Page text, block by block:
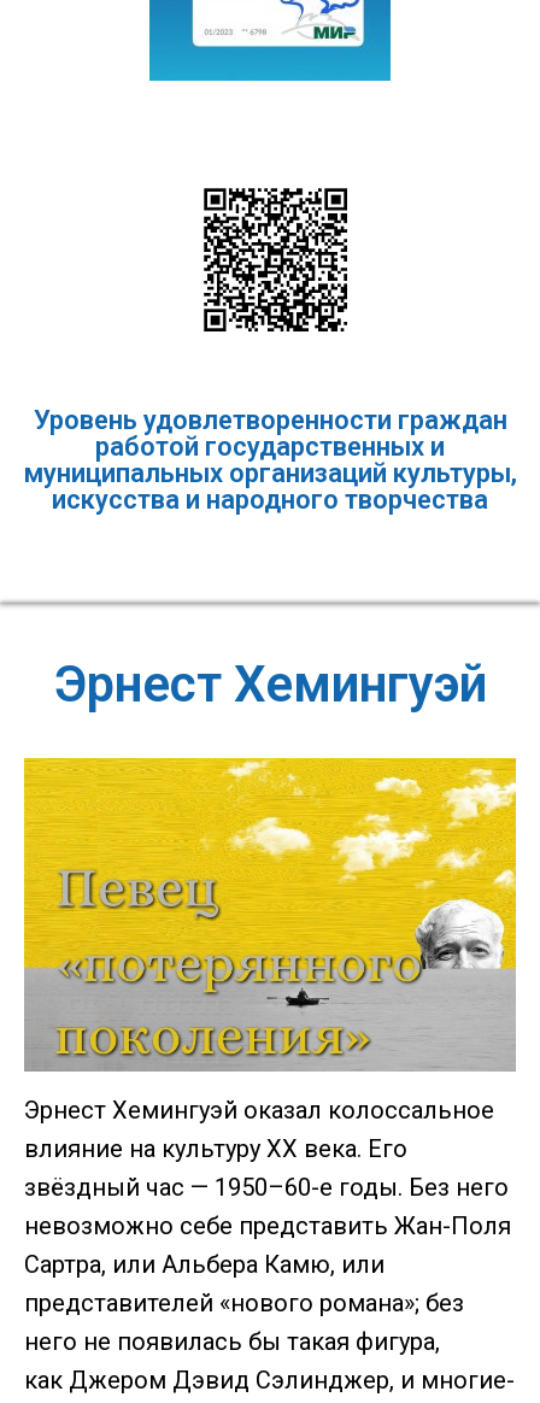
Уровень удовлетворенности граждан
работой государственных и
муниципальных организаций культуры,
искусства и народного творчества
Эрнест Хемингуэй
Эрнест Хемингуэй оказал колоссальное
влияние на культуру ХХ века. Его
звёздный час — 1950–60-е годы. Без него
невозможно себе представить Жан-Поля
Сартра, или Альбера Камю, или
представителей «нового романа»; без
него не появи­лась бы такая фигура,
как Джером Дэвид Сэлин­джер, и многие-